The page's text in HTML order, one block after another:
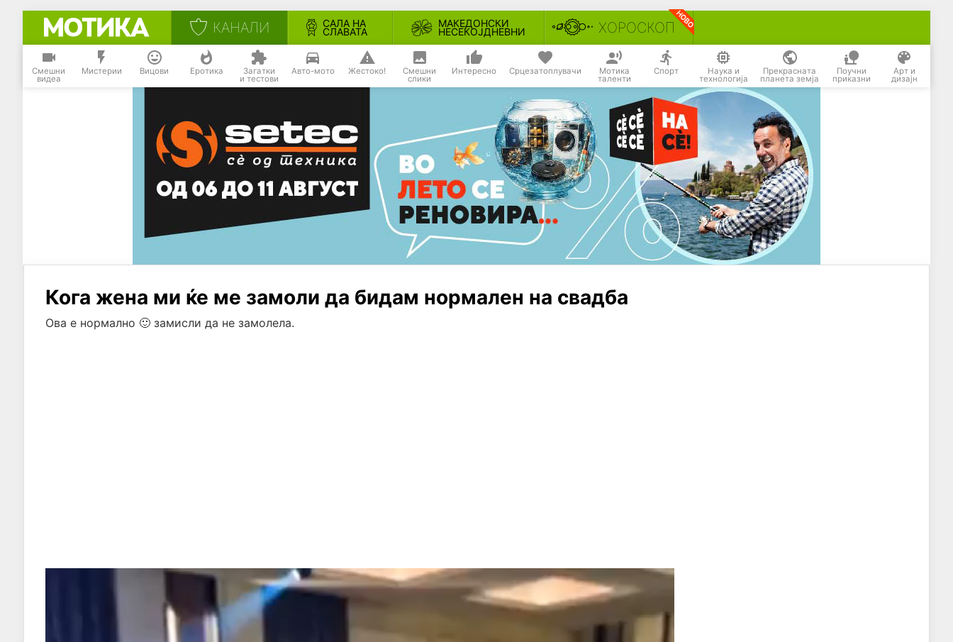
КАНАЛИ САЛА НА
СЛАВАТА
МАКЕДОНСКИ
НЕСЕКОЈДНЕВНИ ХОРОСКОП
Смешни
видеа
Мистерии Вицови Еротика Загатки
и тестови
Авто-мото Жестоко! Смешни
слики
Интересно Срцезатоплувачи Мотика
таленти
Спорт Наука и
технологија
Прекрасната
планета земја
Поучни
приказни
Арт и
дизајн
Кога жена ми ќе ме замоли да бидам нормален на свадба
Ова е нормално 🙂 замисли да не замолела.